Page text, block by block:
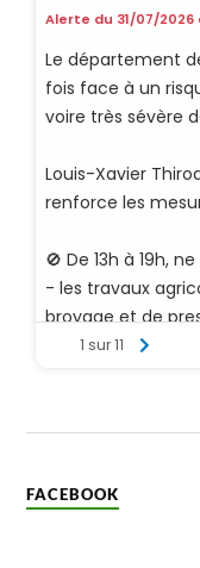
FACEBOOK